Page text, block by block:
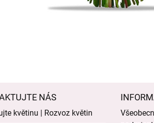
NÁS
květinu | Rozvoz květin